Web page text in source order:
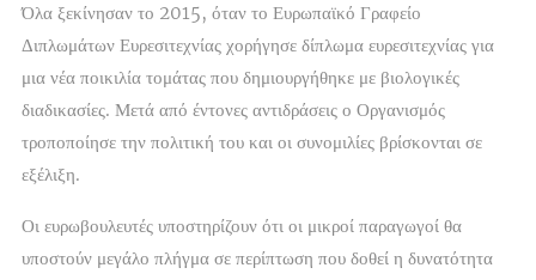
Όλα ξεκίνησαν το 2015, όταν το Ευρωπαϊκό Γραφείο
Διπλωμάτων Ευρεσιτεχνίας χορήγησε δίπλωμα ευρεσιτεχνίας για
μια νέα ποικιλία τομάτας που δημιουργήθηκε με βιολογικές
διαδικασίες. Μετά από έντονες αντιδράσεις ο Οργανισμός
τροποποίησε την πολιτική του και οι συνομιλίες βρίσκονται σε
εξέλιξη.
Οι ευρωβουλευτές υποστηρίζουν ότι οι μικροί παραγωγοί θα
υποστούν μεγάλο πλήγμα σε περίπτωση που δοθεί η δυνατότητα